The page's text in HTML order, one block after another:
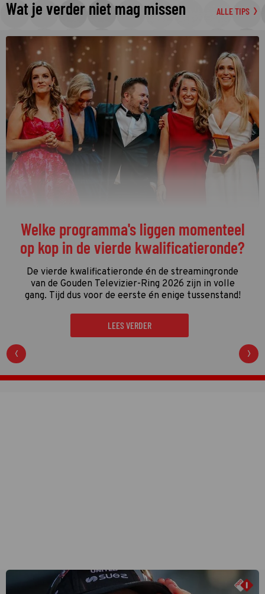
Wat je verder niet mag missen ALLE TIPS
Welke programma's liggen momenteel
op kop in de vierde kwalificatieronde?
De vierde kwalificatieronde én de streamingronde
van de Gouden Televizier-Ring 2026 zijn in volle
gang. Tijd dus voor de eerste én enige tussenstand!
LEES VERDER